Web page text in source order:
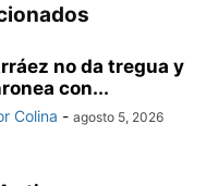
no da tregua y
con...
Colina - agosto 5, 2026